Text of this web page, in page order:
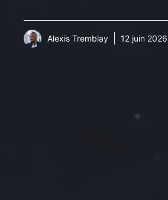
Alexis Tremblay 12 juin 2026